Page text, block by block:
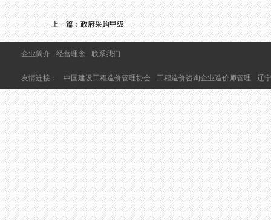
上一篇： 政府采购甲级
企业简介 经营理念 联系我们
友情连接： 中国建设工程造价管理协会 工程造价咨询企业造价师管理 辽